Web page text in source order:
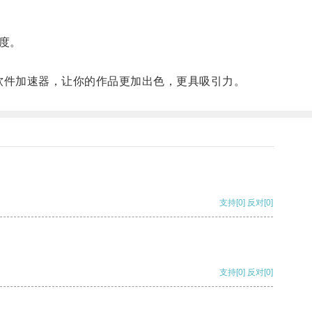
。
速器，让你的作品更加出色，更具吸引力。
支持[0] 反对[0]
支持[0] 反对[0]